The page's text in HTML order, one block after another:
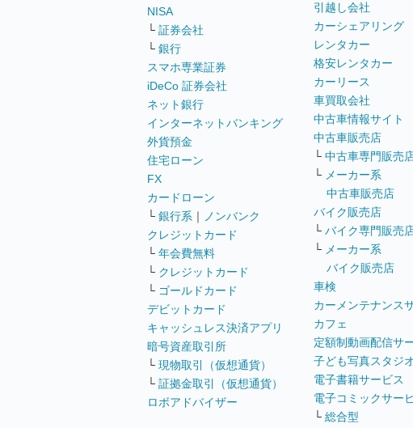
NISA
└ 証券会社
└ 銀行
スマホ専業証券
iDeCo 証券会社
ネット銀行
インターネットバンキング
外貨預金
住宅ローン
FX
カードローン
└ 銀行系 ｜
ノンバンク
クレジットカード
└ 年会費無料
└ クレジットカード
└ ゴールドカード
デビットカード
キャッシュレス決済アプリ
暗号資産取引所
└ 現物取引（仮想通貨）
└ 証拠金取引（仮想通貨）
ロボアドバイザー
引越し会社
カーシェアリング
レンタカー
格安レンタカー
カーリース
車買取会社
中古車情報サイト
中古車販売店
└ 中古車専門販売
└ メーカー系
中古車販売店
バイク販売店
└ バイク専門販売
└ メーカー系
バイク販売店
車検
カーメンテナンス
カフェ
定額制動画配信サ
子ども写真スタジ
電子書籍サービス
電子コミックサー
└ 総合型